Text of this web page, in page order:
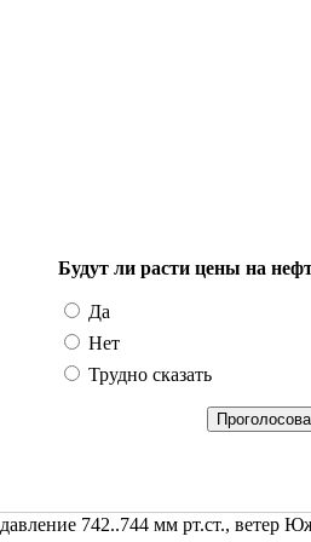
Будут ли расти цены на
Да
Нет
Трудно сказать
742..744 мм рт.ст., ветер